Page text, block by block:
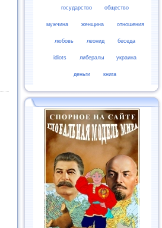
государство общество
мужчина женщина отношения
любовь леонид беседа
idiots либералы украина
деньги книга